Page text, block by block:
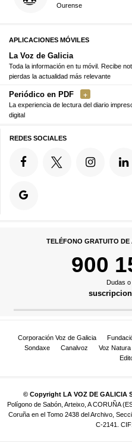
Ourense
APLICACIONES MÓVILES
La Voz de Galicia
Toda la información en tu móvil. Recibe
pierdas la actualidad más relevante
Periódico en PDF
La experiencia de lectura del diario
digital
REDES SOCIALES
TELÉFONO GRATUITO
900
Dudas
Corporación Voz de Galicia
Sondaxe
Canalvoz Voz Natura
© Copyright LA VOZ DE GALICIA
Polígono de Sabón, Arteixo, A CORUÑA
Coruña en el Tomo 2438 del Archivo,
C-2141.